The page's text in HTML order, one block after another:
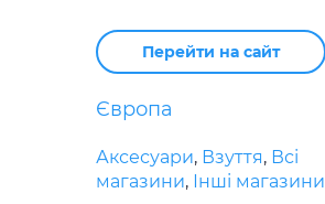
Перейти на сайт
Європа
Аксесуари, Взуття, Всі
магазини, Інші магазини